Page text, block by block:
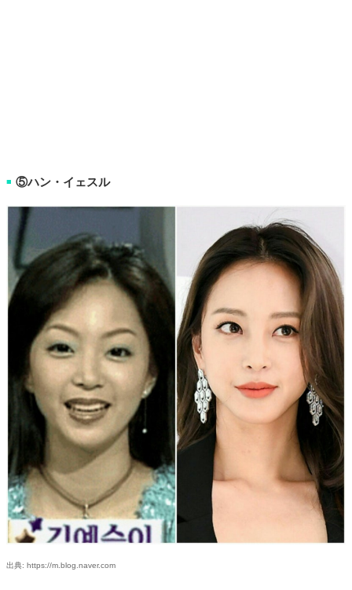
■ ⑤ハン・イェスル
出典: https://m.blog.naver.com